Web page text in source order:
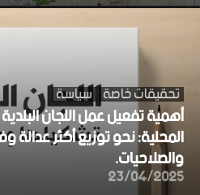
تحقيقات خاصة سياسة
أهمية تفعيل عمل اللجان
المحلية: نحو توزيع أكثر عدالة
والصلاحيات.
23/04/2025